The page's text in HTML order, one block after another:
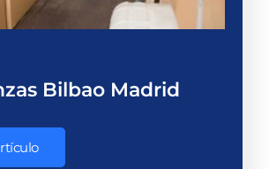
Bilbao Madrid